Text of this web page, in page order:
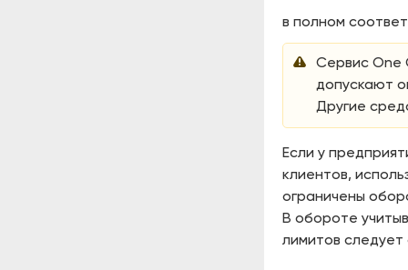
в полном
Сервис One
допускают
Другие
Если у
клиентов,
ограничены
В обороте
лимитов